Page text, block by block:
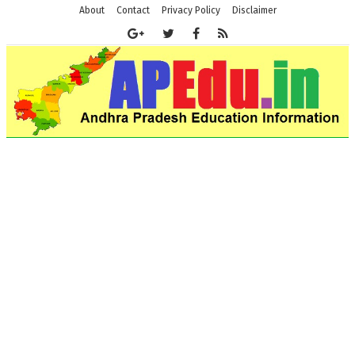
About Contact Privacy Policy Disclaimer